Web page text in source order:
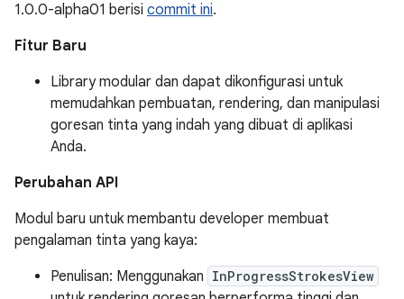
1.0.0-alpha01 berisi commit ini.
Fitur Baru
Library modular dan dapat dikonfigurasi untuk
memudahkan pembuatan, rendering, dan manipulasi
goresan tinta yang indah yang dibuat di aplikasi
Anda.
Perubahan API
Modul baru untuk membantu developer membuat
pengalaman tinta yang kaya:
Penulisan: Menggunakan InProgressStrokesView